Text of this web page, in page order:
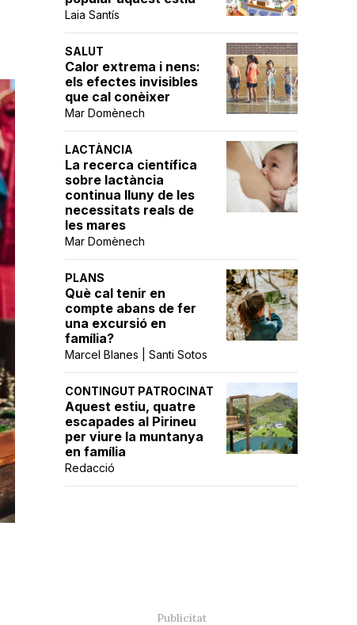
Laia Santís
SALUT
Calor extrema i nens:
els efectes invisibles
que cal conèixer
Mar Domènech
LACTÀNCIA
La recerca científica
sobre lactància
continua lluny de les
necessitats reals de
les mares
Mar Domènech
PLANS
Què cal tenir en
compte abans de fer
una excursió en
família?
Marcel Blanes | Santi Sotos
CONTINGUT PATROCINAT
Aquest estiu, quatre
escapades al Pirineu
per viure la muntanya
en família
Redacció